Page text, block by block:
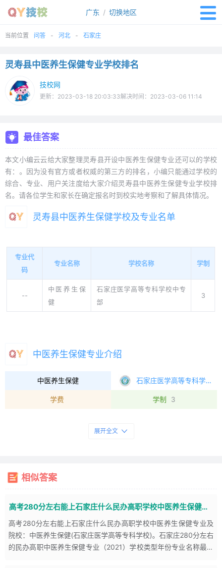
广东 / 切换地区
当前位置 问答 河北 石家庄
灵寿县中医养生保健专业学校排名
技校网
更新：2023-03-18 20:03:33解决时间：2023-03-06 11:14
最佳答案
本文小编云云给大家整理灵寿县开设中医养生保健专业还可以的学校
有：。因为没有官方或者权威的第三方的排名，小编只能通过学校的
综合、专业、用户关注度给大家介绍灵寿县中医养生保健专业学校排
名。请各位学生和家长在确定报名时到校实地考察和了解具体情况。
灵寿县中医养生保健学校及专业名单
专业代
码
专业名称 学校名称 学制
--
中医养生保
健
石家庄医学高等专科学校中专
部
3
中医养生保健专业介绍
中医养生保健 石家庄医学高等专科学校
学费 学制 3
一、学制及招生对象
二、专业培养目标
面发展，在掌握本专业所必备的基础医学和临床医学知识基础上，
较系统掌握现代养生和中国传统养生医学基本理论、基本知识、基
展开全文
相似答案
高考280分左右能上石家庄什么民办高职学校中医养生保健专业
高考280分左右能上石家庄什么民办高职学校中医养生保健专业及
院校：中医养生保健(石家庄医学高等专科学校)。石家庄280分左右
的民办高职中医养生保健专业（2021）学校类型年份专业名称最低